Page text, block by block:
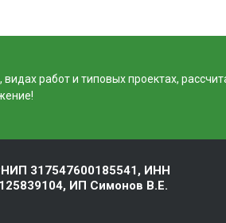
работ и типовых проектах,
317547600185541, ИНН
ИП Симонов В.Е.